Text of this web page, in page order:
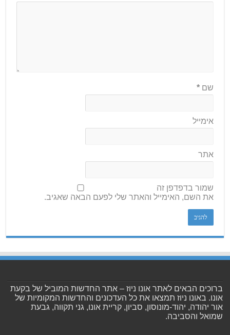
שם*
אימייל
אתר
שמור בדפדפן זה
את השם, האימייל והאתר שלי לפעם הבאה שאגיב.
ברוכים הבאים לאתר אונו ניוז – אתר החדשות המוביל של בקעת
אונו. באונו ניוז תמצאו את כל העדכונים והחדשות המקומיות של
אור יהודה, יהוד-מונוסון, סביון, קריית אונו, גני תקווה, גבעת
שמואל והסביבה.